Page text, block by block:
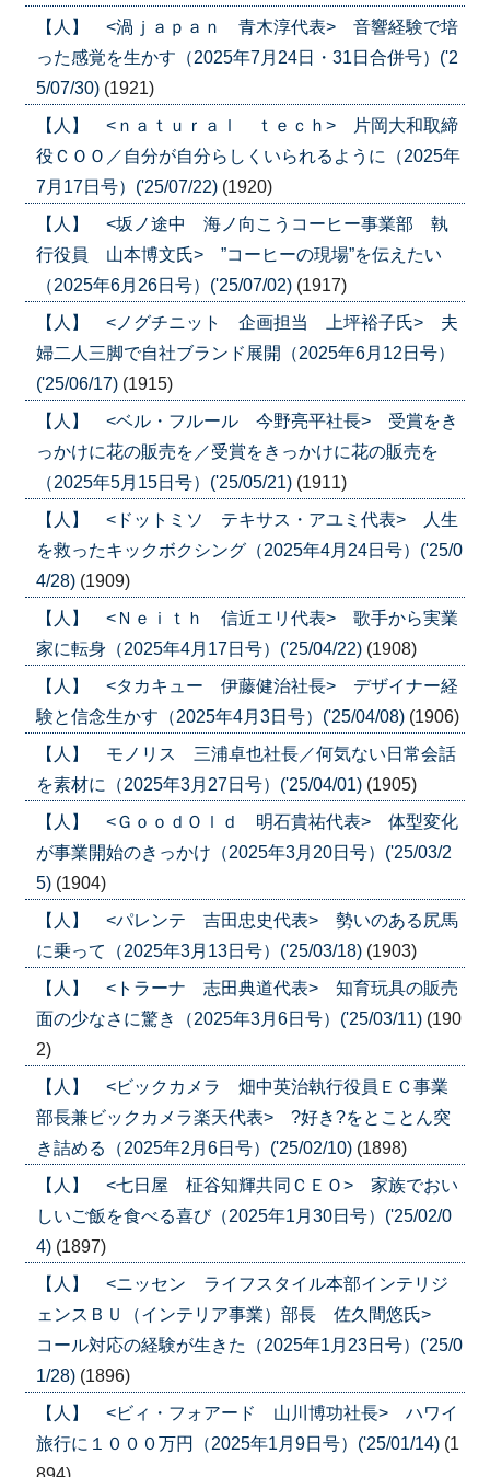
【人】 <渦ｊａｐａｎ 青木淳代表> 音響経験で培
った感覚を生かす（2025年7月24日・31日合併号）('2
5/07/30) (1921)
【人】 <ｎａｔｕｒａｌ ｔｅｃｈ> 片岡大和取締
役ＣＯＯ／自分が自分らしくいられるように（2025年
7月17日号）('25/07/22) (1920)
【人】 <坂ノ途中 海ノ向こうコーヒー事業部 執
行役員 山本博文氏> ”コーヒーの現場”を伝えたい
（2025年6月26日号）('25/07/02) (1917)
【人】 <ノグチニット 企画担当 上坪裕子氏> 夫
婦二人三脚で自社ブランド展開（2025年6月12日号）
('25/06/17) (1915)
【人】 <ベル・フルール 今野亮平社長> 受賞をき
っかけに花の販売を／受賞をきっかけに花の販売を
（2025年5月15日号）('25/05/21) (1911)
【人】 <ドットミソ テキサス・アユミ代表> 人生
を救ったキックボクシング（2025年4月24日号）('25/0
4/28) (1909)
【人】 <Ｎｅｉｔｈ 信近エリ代表> 歌手から実業
家に転身（2025年4月17日号）('25/04/22) (1908)
【人】 <タカキュー 伊藤健治社長> デザイナー経
験と信念生かす（2025年4月3日号）('25/04/08) (1906)
【人】 モノリス 三浦卓也社長／何気ない日常会話
を素材に（2025年3月27日号）('25/04/01) (1905)
【人】 <ＧｏｏｄＯｌｄ 明石貴祐代表> 体型変化
が事業開始のきっかけ（2025年3月20日号）('25/03/2
5) (1904)
【人】 <パレンテ 吉田忠史代表> 勢いのある尻馬
に乗って（2025年3月13日号）('25/03/18) (1903)
【人】 <トラーナ 志田典道代表> 知育玩具の販売
面の少なさに驚き（2025年3月6日号）('25/03/11) (190
2)
【人】 <ビックカメラ 畑中英治執行役員ＥＣ事業
部長兼ビックカメラ楽天代表> ?好き?をとことん突
き詰める（2025年2月6日号）('25/02/10) (1898)
【人】 <七日屋 柾谷知輝共同ＣＥＯ> 家族でおい
しいご飯を食べる喜び（2025年1月30日号）('25/02/0
4) (1897)
【人】 <ニッセン ライフスタイル本部インテリジ
ェンスＢＵ（インテリア事業）部長 佐久間悠氏>
コール対応の経験が生きた（2025年1月23日号）('25/0
1/28) (1896)
【人】 <ビィ・フォアード 山川博功社長> ハワイ
旅行に１０００万円（2025年1月9日号）('25/01/14) (1